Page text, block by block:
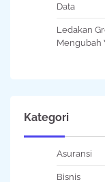
Data
Ledakan
Mengubah
Kategori
Asuransi
Bisnis